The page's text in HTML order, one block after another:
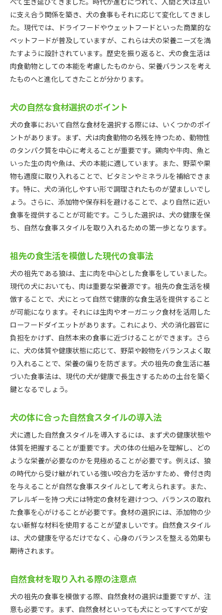
に支え合う関係を築き、犬の食事もそれに応じて変化してきまし
た。現代では、ドライフードやウェットフードといった商業的な
ペットフードが普及していますが、これらは犬の栄養ニーズを満
たすように設計されています。歴史を振り返ると、犬の食生活は
肉食動物としての本能を考慮したものから、栄養バランスを考え
たものへと進化してきたことが分かります。
犬の自然な食材選択のポイント
犬の食事において自然な食材を選択する際には、いくつかのポイ
ントがあります。まず、犬は肉食動物の名残を持つため、動物性
のタンパク質を中心に考えることが重要です。鶏肉や牛肉、魚と
いった生の肉や魚は、犬の本能に適しています。また、野菜や果
物も適度に取り入れることで、ビタミンやミネラルを補給できま
す。特に、犬の消化しやすい形で調理されたものが望ましいでし
ょう。さらに、添加物や保存料を避けることで、より自然に近い
食事を提供することが可能です。こうした選択は、犬の健康を保
ち、自然な食事スタイルを取り入れるための第一歩となります。
祖先の食生活を模倣した現代の食事法
犬の祖先である狼は、主に肉を中心とした食事をしていました。
現代の犬においても、肉は重要な栄養源です。祖先の食生活を模
倣することで、犬にとって自然で健康的な食生活を提供すること
が可能になります。それには生肉やオーガニック食材を活用した
ローフードダイエットがあります。これにより、犬の消化器官に
負担をかけず、自然本来の食事に近づけることができます。さら
に、犬の体質や健康状態に応じて、野菜や穀物をバランスよく取
り入れることで、栄養の偏りを防ぎます。犬の祖先の食生活に基
づいた食事法は、現代の犬が健康で長生きするための土台を築く
鍵となるでしょう。
犬の体に合った自然食スタイルの導入法
犬に適した自然食スタイルを導入するには、まず犬の健康状態や
体質を把握することが重要です。犬の体の仕組みを理解し、どの
ような栄養が必要なのかを見極めることが必要です。例えば、狼
の時代から受け継がれている強い咬合力を活かすため、骨付き肉
を与えることが自然な食事スタイルとして考えられます。また、
アレルギーを持つ犬には特定の食材を避けつつ、バランスの取れ
た食事を心がけることが必要です。食材の選択には、添加物の少
ない新鮮な材料を使用することが望ましいです。自然食スタイル
は、犬の健康を守るだけでなく、心身のバランスを整える効果も
期待されます。
自然食材を取り入れる際の注意点
犬の祖先の食事を模倣する際、自然食材の選択は重要ですが、注
意も必要です。まず、自然食材といっても犬にとってすべてが安